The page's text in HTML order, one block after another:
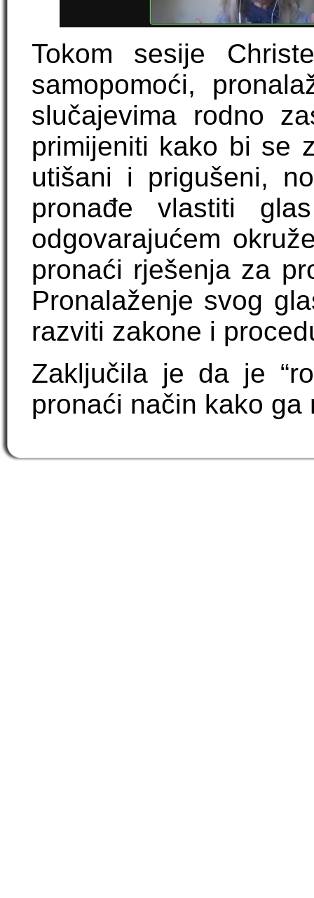
Tokom sesije
samopomoći,
slučajevima rodno
primijeniti kako bi se
utišani i prigušeni,
pronađe vlastiti
odgovarajućem
pronaći rješenja za
Pronalaženje svog
razviti zakone i
Zaključila je da je
pronaći način kako ga